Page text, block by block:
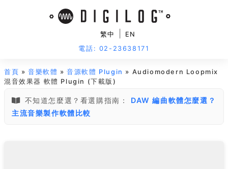
繁中
EN
電話: 02-23638171
首頁 »音樂軟體 »音源軟體 Plugin » Audiomodern Loopmix
混音效果器 軟體 Plugin (下載版)
不知道怎麼選？看選購指南：
DAW 編曲軟體怎麼選？
主流音樂製作軟體比較